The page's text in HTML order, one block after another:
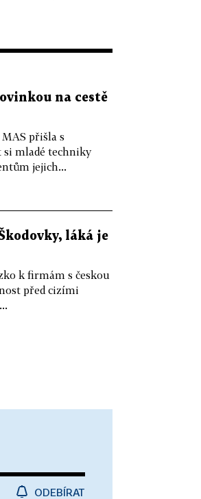
na cestě
přišla s
si mladé techniky
jejich...
láká je
k firmám s českou
před cizími
ODEBÍRAT